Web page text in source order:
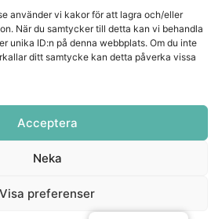
använder vi kakor för att lagra och/eller
När du samtycker till detta kan vi behandla
unika ID:n på denna webbplats. Om du inte
ditt samtycke kan detta påverka vissa
Acceptera
Neka
Visa preferenser